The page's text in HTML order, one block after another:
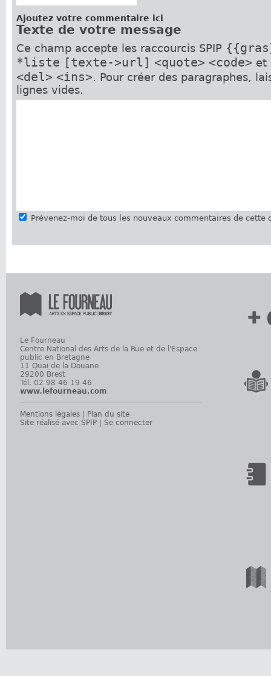
Ajoutez votre commentaire ici
Texte de votre message
Ce champ accepte les raccourcis SPIP
*liste [texte->url] <quote> <code>et
<del> <ins>. Pour créer des paragraphes,
lignes vides.
Prévenez-moi de tous les nouveaux commentaires de cette
Le Fourneau
Centre National des Arts de la Rue et de l'Espace
public en Bretagne
11 Quai de la Douane
29200 Brest
Tél. 02 98 46 19 46
www.lefourneau.com
Mentions légales
Plan du site
Site réalisé avec SPIP
Se connecter
+